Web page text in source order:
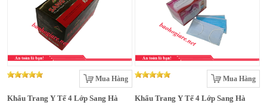
Mua Hàng
Khẩu Trang Y Tế 4 Lớp Sang Hà
Mua Hàng
Khẩu Trang Y Tế 4 Lớp Sang Hà